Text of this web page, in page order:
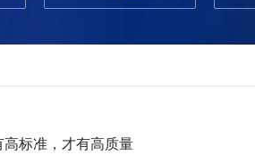
标准，才有高质量